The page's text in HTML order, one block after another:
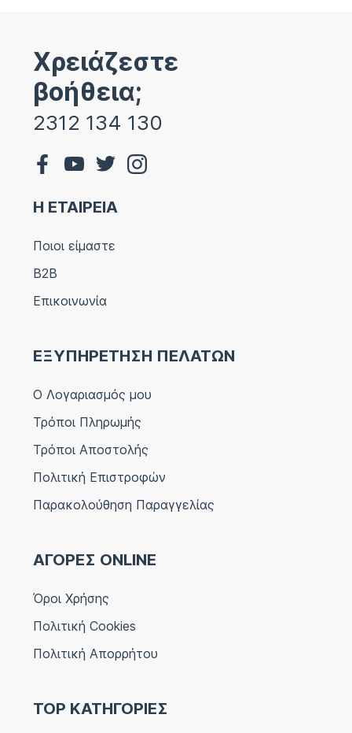
Χρειάζεστε
βοήθεια;
2312 134 130
Η ΕΤΑΙΡΕΙΑ
Ποιοι είμαστε
B2B
Επικοινωνία
ΕΞΥΠΗΡΕΤΗΣΗ ΠΕΛΑΤΩΝ
Ο Λογαριασμός μου
Τρόποι Πληρωμής
Τρόποι Αποστολής
Πολιτική Επιστροφών
Παρακολούθηση Παραγγελίας
ΑΓΟΡΕΣ ONLINE
Όροι Χρήσης
Πολιτική Cookies
Πολιτική Απορρήτου
TOP ΚΑΤΗΓΟΡΙΕΣ